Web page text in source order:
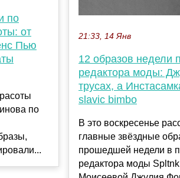
по
от
Пью
по
21:33, 14 Янв
12 образов недели
редактора моды:
трусах, а
slavic bimbo
В это воскресенье
главные звёздные
прошедшей недели в
редактора моды